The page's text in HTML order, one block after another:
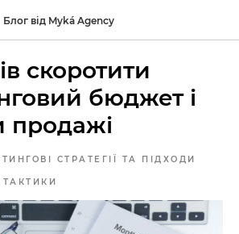
Блог від Myká Agency
скоротити
бюджет і
продажі
СТРАТЕГІЇ ТА ПІДХОДИ